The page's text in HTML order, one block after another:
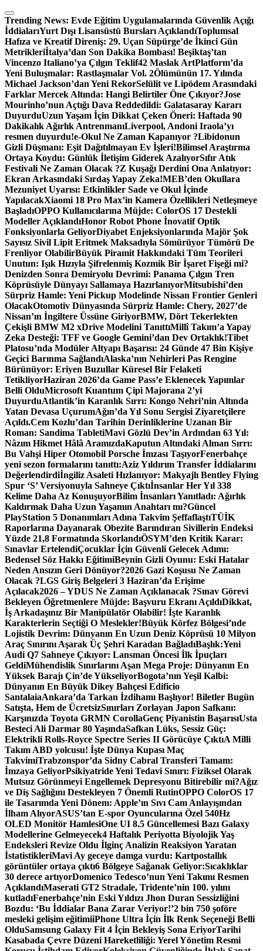
Skip
to
content
Trending News: Evde Eğitim Uygulamalarında Güvenlik Açığı
İddialarıYurt Dışı Lisansüstü Bursları AçıklandıToplumsal
Hafıza ve Kreatif Direniş: 29. Uçan Süpürge’de İkinci Gün
Metrikleriİtalya’dan Son Dakika Bombası! Beşiktaş’tan
Vincenzo Italiano’ya Çılgın Teklif42 Maslak ArtPlatform’da
Yeni Buluşmalar: Rastlaşmalar Vol. 2Ölümünün 17. Yılında
Michael Jackson’dan Yeni RekorSelülit ve Lipödem Arasındaki
Farklar Mercek Altında: Hangi Belirtiler Öne Çıkıyor?Jose
Mourinho’nun Açtığı Dava Reddedildi: Galatasaray Kararı
DuyurduUzun Yaşam İçin Dikkat Çeken Öneri: Haftada 90
Dakikalık Ağırlık AntrenmanıLiverpool, Andoni Iraola’yı
resmen duyurdu!e-Okul Ne Zaman Kapanıyor ?Libidonun
Gizli Düşmanı: Eşit Dağıtılmayan Ev İşleri!Bilimsel Araştırma
Ortaya Koydu: Günlük İletişim Giderek AzalıyorSıfır Atık
Festivali Ne Zaman Olacak ?Z Kuşağı Derdini Ona Anlatıyor:
Ekran Arkasındaki Sırdaş Yapay Zeka!MEB’den Okullara
Mezuniyet Uyarısı: Etkinlikler Sade ve Okul İçinde
YapılacakXiaomi 18 Pro Max’in Kamera Özellikleri Netleşmeye
BaşladıOPPO Kullanıcılarına Müjde: ColorOS 17 Destekli
Modeller AçıklandıHonor Robot Phone İnovatif Optik
Fonksiyonlarla GeliyorDiyabet Enjeksiyonlarında Majör Şok
Sayısız Sivil Lipit Eritmek Maksadıyla Sömürüyor Tümörü De
Frenliyor OlabilirBüyük Piramit Hakkındaki Tüm Teorileri
Unutun: Işık Hızıyla Şifrelenmiş Kozmik Bir İşaret Fişeği mi?
Denizden Sonra Demiryolu Devrimi: Panama Çılgın Tren
Köprüsüyle Dünyayı Sallamaya HazırlanıyorMitsubishi’den
Sürpriz Hamle: Yeni Pickup Modelinde Nissan Frontier Genleri
OlacakOtomotiv Dünyasında Sürpriz Hamle: Chery, 2027’de
Nissan’ın İngiltere Üssüne GiriyorBMW, Dört Tekerlekten
Çekişli BMW M2 xDrive Modelini TanıttıMillî Takım’a Yapay
Zeka Desteği: TFF ve Google Gemini’dan Dev Ortaklık!Tibet
Platosu’nda Modüler Altyapı Başarısı: 24 Günde 47 Bin Kişiye
Geçici Barınma SağlandıAlaska’nın Nehirleri Pas Rengine
Bürünüyor: Eriyen Buzullar Küresel Bir Felaketi
TetikliyorHaziran 2026’da Game Pass’e Eklenecek Yapımlar
Belli OlduMicrosoft Kuantum Çipi Majorana 2’yi
DuyurduAtlantik’in Karanlık Sırrı: Kongo Nehri’nin Altında
Yatan Devasa UçurumAğın’da Yıl Sonu Sergisi Ziyaretçilere
Açıldı.Cem Kozlu’dan Tarihin Derinliklerine Uzanan Bir
Roman: Sandima TabletiMavi Gözlü Dev’in Ardından 63 Yıl:
Nâzım Hikmet Hâlâ AramızdaKaputun Altındaki Alman Sırrı:
Bu Vahşi Hiper Otomobil Porsche İmzası TaşıyorFenerbahçe
yeni sezon formalarını tanıttı:Aziz Yıldırım Transfer İddialarını
Değerlendirdiİngiliz Asaleti Hızlanıyor: Makyajlı Bentley Flying
Spur ‘S’ Versiyonuyla Sahneye Çıktıİnsanlar Her Yıl 338
Kelime Daha Az KonuşuyorBilim İnsanları Yanıtladı: Ağırlık
Kaldırmak Daha Uzun Yaşamın Anahtarı mı?Güncel
PlayStation 5 Donanımları Adına Takvim ŞeffaflaştıTÜİK
Raporlarına Dayanarak Obezite Barındıran Sivillerin Endeksi
Yüzde 21,8 Formatında SkorlandıÖSYM’den Kritik Karar:
Sınavlar ErtelendiÇocuklar İçin Güvenli Gelecek Adımı:
Bedensel Söz Hakkı EğitimiBeynin Gizli Oyunu: Eski Hatalar
Neden Ansızın Geri Dönüyor?2026 Gazi Koşusu Ne Zaman
Olacak ?LGS Giriş Belgeleri 3 Haziran’da Erişime
Açılacak2026 – YDUS Ne Zaman Açıklanacak ?Sınav Görevi
Bekleyen Öğretmenlere Müjde: Başvuru Ekranı AçıldıDikkat,
İş Arkadaşınız Bir Manipülatör Olabilir! İşte Karanlık
Karakterlerin Seçtiği O Meslekler!Büyük Körfez Bölgesi’nde
Lojistik Devrim: Dünyanın En Uzun Deniz Köprüsü 10 Milyon
Araç Sınırını Aşarak Üç Şehri Karadan BağladıBaşlık:Yeni
Audi Q7 Sahneye Çıkıyor: Lansman Öncesi İlk İpuçları
GeldiMühendislik Sınırlarını Aşan Mega Proje: Dünyanın En
Yüksek Barajı Çin’de YükseliyorBogota’nın Yeşil Kalbi:
Dünyanın En Büyük Dikey Bahçesi Edificio
SantalaiaAnkara’da Tarkan İzdihamı Başlıyor! Biletler Bugün
Satışta, Hem de ÜcretsizSınırları Zorlayan Japon Safkanı:
Karşınızda Toyota GRMN CorollaGenç Piyanistin BaşarısıUsta
Besteci Ali Darmar 80 YaşındaSafkan Lüks, Sessiz Güç:
Elektrikli Rolls-Royce Spectre Series II Görücüye ÇıktıA Milli
Takım ABD yolcusu! İşte Dünya Kupası Maç
TakvimiTrabzonspor’da Sidny Cabral Transferi Tamam:
İmzaya GeliyorPsikiyatride Yeni Tedavi Sınırı: Fiziksel Olarak
Mutsuz Görünmeyi Engellemek Depresyonu Bitirebilir mi?Ağız
ve Diş Sağlığını Destekleyen 7 Önemli RutinOPPO ColorOS 17
ile Tasarımda Yeni Dönem: Apple’ın Sıvı Cam Anlayışından
İlham AlıyorASUS’tan E-spor Oyuncularına Özel 540Hz
OLED Monitör HamlesiOne UI 8.5 Güncellemesi Bazı Galaxy
Modellerine Gelmeyecek4 Haftalık Periyotta Biyolojik Yaş
Endeksleri Revize Oldu İlginç Analizin Reaksiyon Yaratan
İstatistikleriMavi Ay geceye damga vurdu: Kartpostallık
görüntüler ortaya çıktı6 Bölgeye Sağanak Geliyor:Sıcaklıklar
30 derece artıyorDomenico Tedesco’nun Yeni Takımı Resmen
AçıklandıMaserati GT2 Stradale, Tridente’nin 100. yılını
kutladıFenerbahçe’nin Eski Yıldızı Jhon Duran Sessizliğini
Bozdu: ‘Bu İddialar Bana Zarar Veriyor!’2 bin 750 şoföre
mesleki gelişim eğitimiiPhone Ultra İçin İlk Renk Seçeneği Belli
OlduSamsung Galaxy Fit 4 İçin Bekleyiş Sona EriyorTarihi
Kasabada Çevre Düzeni Hareketliliği: Yerel Yönetim Resmi